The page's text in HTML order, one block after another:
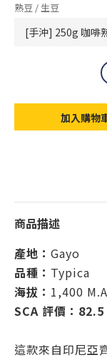
熟豆 / 生豆
加入購物
商品描述
產地： Gayo
品種： Typica
海拔： 1,400
SCA 評價：82.5
這款來自印尼亞